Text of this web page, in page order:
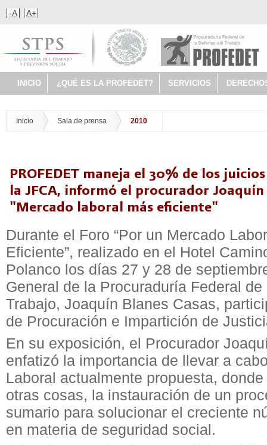
-A A+
INICIO ¿QUÉ ES LA PROFEDET? SERVICIOS
Inicio Sala de prensa 2010
PROFEDET maneja el 30% de los
la JFCA, informó el procurador
"Mercado laboral más eficiente"
Durante el Foro “Por un Mercado
Eficiente”, realizado en el Hotel
Polanco los días 27 y 28 de
General de la Procuraduría Federal
Trabajo, Joaquín Blanes Casas,
de Procuración e Impartición de
En su exposición, el Procurador
enfatizó la importancia de llevar a
Laboral actualmente propuesta,
otras cosas, la instauración de un
sumario para solucionar el creciente
en materia de seguridad social.